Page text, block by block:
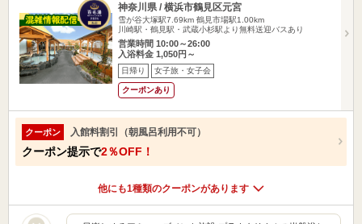
神奈川県 / 横浜市鶴見区元宮
雪が谷大塚駅7.69km 鶴見市場駅1.00km
川崎駅・鶴見駅・武蔵小杉駅より無料送迎バスあり
営業時間 10:00～26:00
入浴料金 1,050円～
日帰り 女子旅・女子会
クーポンあり
クーポン 入館料割引（朝風呂利用不可）
クーポン提示で2％OFF！
他にも1種類のクーポンがあります